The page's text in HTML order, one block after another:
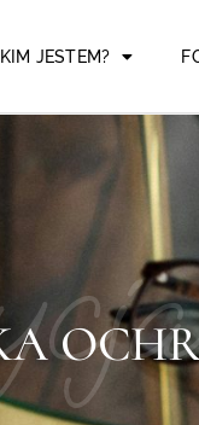
KIM JESTEM?